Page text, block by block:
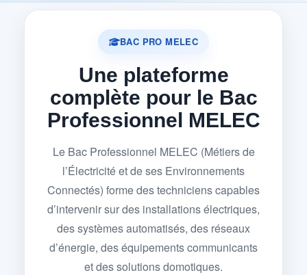
BAC PRO MELEC
Une plateforme
complète pour le Bac
Professionnel MELEC
Le Bac Professionnel MELEC (Métiers de
l’Électricité et de ses Environnements
Connectés) forme des techniciens capables
d’intervenir sur des installations électriques,
des systèmes automatisés, des réseaux
d’énergie, des équipements communicants
et des solutions domotiques.